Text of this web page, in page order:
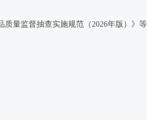
量监督抽查实施规范（2026年版）》